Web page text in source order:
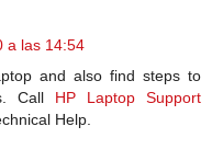
a las 14:54
and also find steps to
Call HP Laptop Support
Help.